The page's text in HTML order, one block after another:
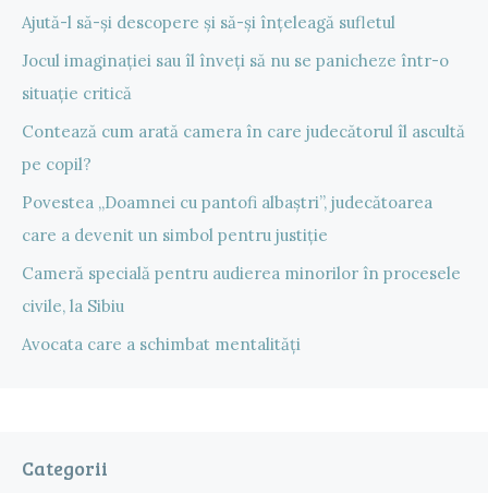
Ajută-l să-și descopere și să-și înțeleagă sufletul
Jocul imaginației sau îl înveți să nu se panicheze într-o
situație critică
Contează cum arată camera în care judecătorul îl ascultă
pe copil?
Povestea „Doamnei cu pantofi albaștri”, judecătoarea
care a devenit un simbol pentru justiție
Cameră specială pentru audierea minorilor în procesele
civile, la Sibiu
Avocata care a schimbat mentalități
Categorii